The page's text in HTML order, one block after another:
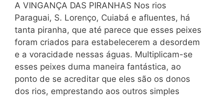
A VINGANÇA DAS PIRANHAS Nos rios
Paraguai, S. Lorenço, Cuiabá e afluentes, há
tanta piranha, que até parece que esses peixes
foram criados para estabelecerem a desordem
e a voracidade nessas águas. Multiplicam-se
esses peixes duma maneira fantástica, ao
ponto de se acreditar que eles são os donos
dos rios, emprestando aos outros simples